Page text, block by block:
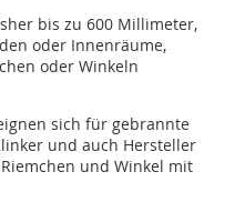
bis zu 600 Millimeter,
oder Innenräume,
oder Winkeln
sich für gebrannte
und auch Hersteller
und Winkel mit